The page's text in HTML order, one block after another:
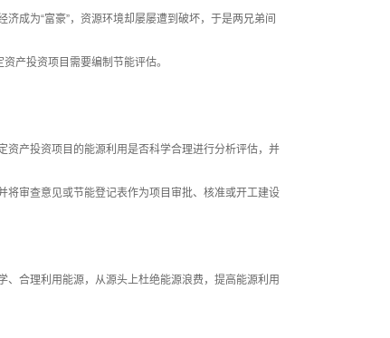
成为“富豪”，资源环境却屡屡遭到破坏，于是两兄弟间
产投资项目需要编制节能评估。
资产投资项目的能源利用是否科学合理进行分析评估，并
将审查意见或节能登记表作为项目审批、核准或开工建设
合理利用能源，从源头上杜绝能源浪费，提高能源利用